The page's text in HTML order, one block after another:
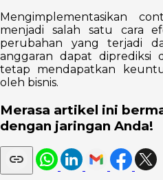
Mengimplementasikan
menjadi salah satu cara
perubahan yang terjadi
anggaran dapat
tetap mendapatkan
oleh bisnis.
Merasa artikel ini
dengan jaringan Anda!